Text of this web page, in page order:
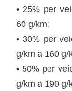
• 25% per
60 g/km;
• 30% per
g/km a 160 g/
• 50% per
g/km a 190 g/